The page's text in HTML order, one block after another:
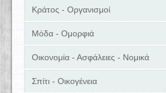
Κράτος - Οργανισμοί
Μόδα - Ομορφιά
Οικονομία - Ασφάλειες - Νομικά
Σπίτι - Οικογένεια